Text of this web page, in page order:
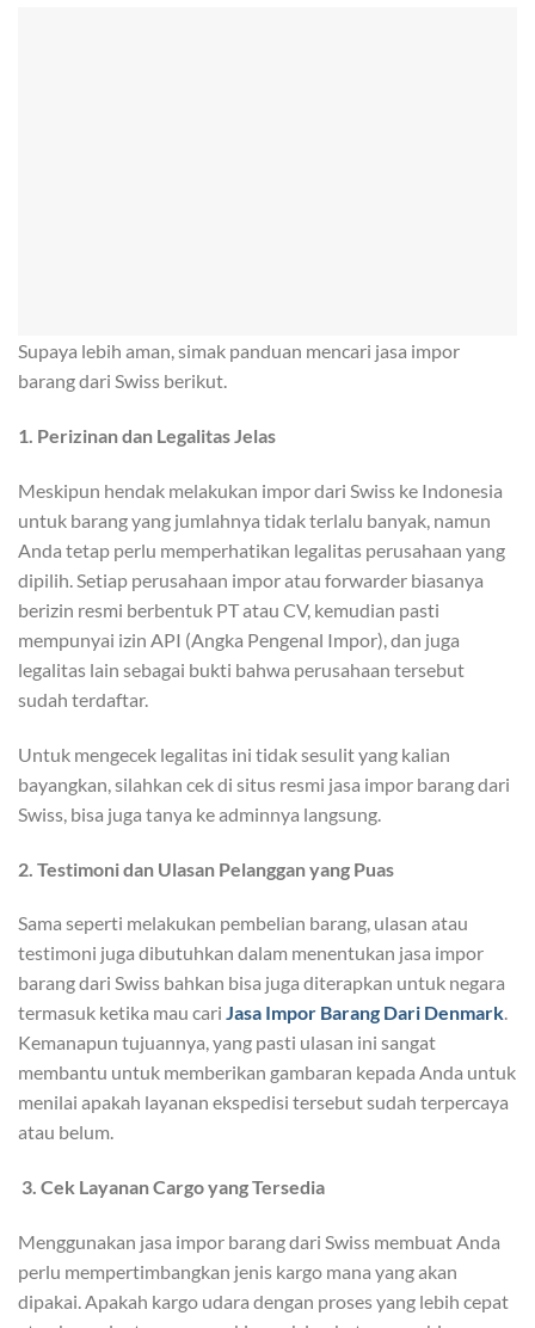
Supaya lebih aman, simak panduan mencari jasa impor
barang dari Swiss berikut.
1. Perizinan dan Legalitas Jelas
Meskipun hendak melakukan impor dari Swiss ke Indonesia
untuk barang yang jumlahnya tidak terlalu banyak, namun
Anda tetap perlu memperhatikan legalitas perusahaan yang
dipilih. Setiap perusahaan impor atau forwarder biasanya
berizin resmi berbentuk PT atau CV, kemudian pasti
mempunyai izin API (Angka Pengenal Impor), dan juga
legalitas lain sebagai bukti bahwa perusahaan tersebut
sudah terdaftar.
Untuk mengecek legalitas ini tidak sesulit yang kalian
bayangkan, silahkan cek di situs resmi jasa impor barang dari
Swiss, bisa juga tanya ke adminnya langsung.
2. Testimoni dan Ulasan Pelanggan yang Puas
Sama seperti melakukan pembelian barang, ulasan atau
testimoni juga dibutuhkan dalam menentukan jasa impor
barang dari Swiss bahkan bisa juga diterapkan untuk negara
termasuk ketika mau cari Jasa Impor Barang Dari Denmark.
Kemanapun tujuannya, yang pasti ulasan ini sangat
membantu untuk memberikan gambaran kepada Anda untuk
menilai apakah layanan ekspedisi tersebut sudah terpercaya
atau belum.
3. Cek Layanan Cargo yang Tersedia
Menggunakan jasa impor barang dari Swiss membuat Anda
perlu mempertimbangkan jenis kargo mana yang akan
dipakai. Apakah kargo udara dengan proses yang lebih cepat